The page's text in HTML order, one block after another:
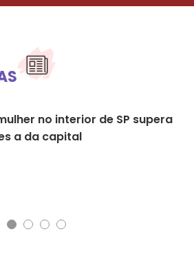
no interior de SP supera
a da capital